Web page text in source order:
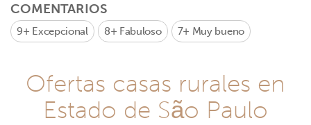
COMENTARIOS
9+ Excepcional 8+ Fabuloso 7+ Muy bueno
Ofertas casas rurales en
Estado de São Paulo